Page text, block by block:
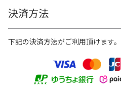
決済方法
下記の決済方法がご利用頂けます。